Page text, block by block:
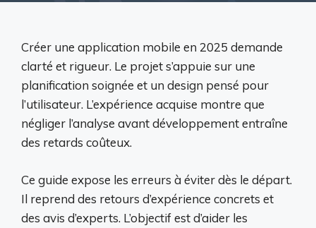
Créer une application mobile en 2025 demande
clarté et rigueur. Le projet s’appuie sur une
planification soignée et un design pensé pour
l’utilisateur. L’expérience acquise montre que
négliger l’analyse avant développement entraîne
des retards coûteux.
Ce guide expose les erreurs à éviter dès le départ.
Il reprend des retours d’expérience concrets et
des avis d’experts. L’objectif est d’aider les